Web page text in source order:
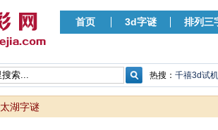
首页 3d字谜 排列三
热搜： 千禧3d试
太湖字谜